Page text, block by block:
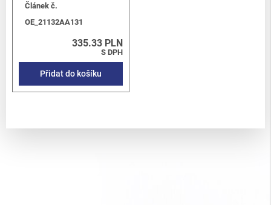
Článek č.
OE_21132AA131
335.33 PLN
S DPH
Přidat do košíku